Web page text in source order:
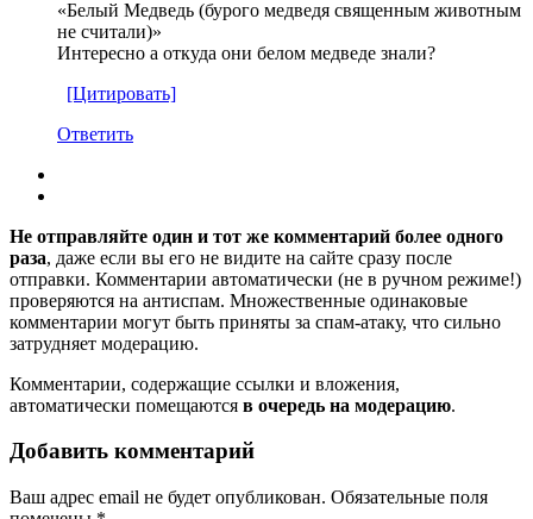
«Белый Медведь (бурого медведя священным животным
не считали)»
Интересно а откуда они белом медведе знали?
[Цитировать]
Ответить
Не отправляйте один и тот же комментарий более одного
раза, даже если вы его не видите на сайте сразу после
отправки. Комментарии автоматически (не в ручном режиме!)
проверяются на антиспам. Множественные одинаковые
комментарии могут быть приняты за спам-атаку, что сильно
затрудняет модерацию.
Комментарии, содержащие ссылки и вложения,
автоматически помещаются в очередь на модерацию.
Добавить комментарий
Ваш адрес email не будет опубликован. Обязательные поля